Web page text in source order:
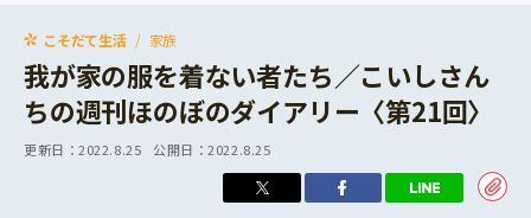
年齢から探す
1歳
こそだて生活 家族
我が家の服を着ない者たち／こいしさん
ちの週刊ほのぼのダイアリー〈第21回〉
更新日：2022.8.25 公開日：2022.8.25